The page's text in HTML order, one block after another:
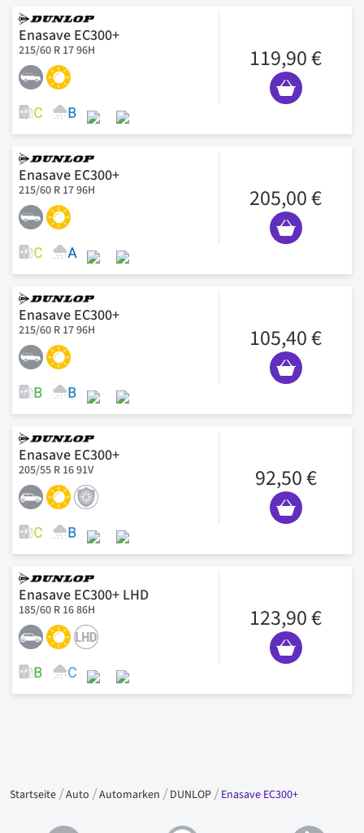
Enasave EC300+
215/60 R 17 96H 119,90 €
Enasave EC300+
215/60 R 17 96H 205,00 €
Enasave EC300+
215/60 R 17 96H 105,40 €
Enasave EC300+
205/55 R 16 91V 92,50 €
Enasave EC300+ LHD
185/60 R 16 86H 123,90 €
Startseite Auto Automarken DUNLOP Enasave EC300+